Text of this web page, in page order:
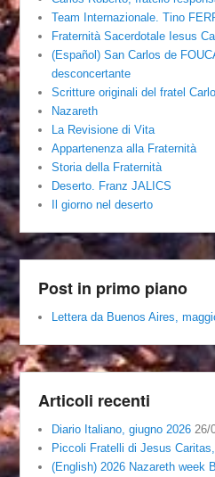
Team Internazionale. Tino
Fraternità Sacerdotale Iesus
(Español) San Carlos de
desconcertante
Scritture originali del fratel
Nazareth
La Revisione di Vita
Appartenenza alla Fraternità
Storia della Fraternità
Deserto. Franz JALICS
Il giorno nel deserto
Post in primo piano
Lettera da Buenos Aires,
Articoli recenti
Diario Italiano, giugno 2026 26/
Piccoli Fratelli di Jesus
(English) 2026 Nazareth week